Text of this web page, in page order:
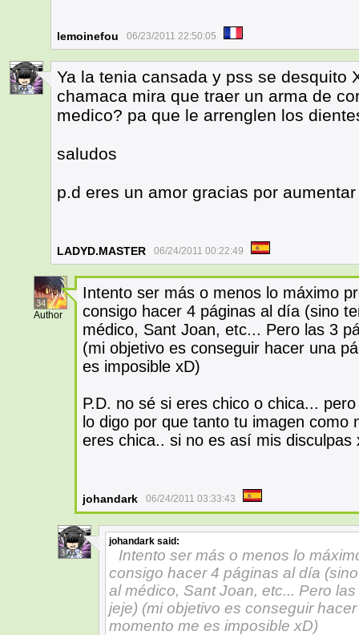
lemoinefou 06/23/2011 22:50:05
3
Ya la tenia cansada y pss se desquito
chamaca mira que traer un arma de
medico? pa que le arrenglen los
saludos
p.d eres un amor gracias por
LADYD.MASTER 06/24/2011 00:22:49
34
Author
Intento ser más o menos lo máximo
consigo hacer 4 páginas al día (sino
médico, Sant Joan, etc... Pero las 3
(mi objetivo es conseguir hacer una
es imposible xD)
P.D. no sé si eres chico o chica...
lo digo por que tanto tu imagen como
eres chica.. si no es así mis disculpas
johandark 06/24/2011 03:33:43
3
johandark said:
Intento ser más o menos lo
consigo hacer 4 páginas al día
al médico, Sant Joan, etc... Pero
jeje) (mi objetivo es conseguir
momento me es imposible xD)